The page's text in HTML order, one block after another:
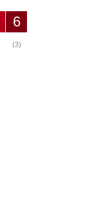
6
(3)